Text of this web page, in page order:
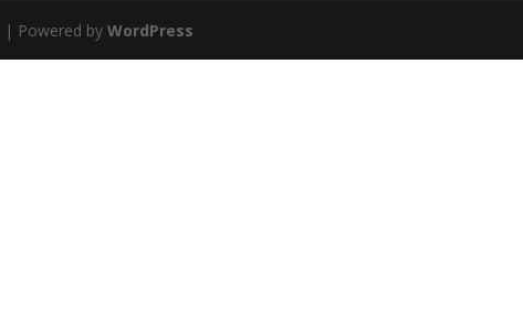
| Powered byWordPress